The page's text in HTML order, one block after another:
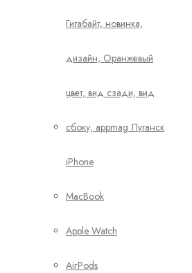
iPhone
MacBook
Apple Watch
AirPods